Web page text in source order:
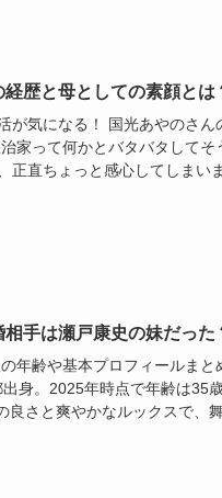
歴と母としての素顔とは
が気になる！ 国光あやのさん
家って何かとバタバタしてそ
正直ちょっと感心してしまい
手は瀬戸康史の妹だった
年齢や基本プロフィールまと
身。2025年時点で年齢は35
良さと爽やかなルックスで、